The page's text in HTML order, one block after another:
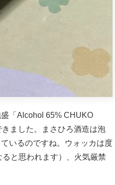
「Alcohol 65% CHUKO
ました。まさひろ酒造は泡
いるのですね。ウォッカは度
と思われます）、火気厳禁